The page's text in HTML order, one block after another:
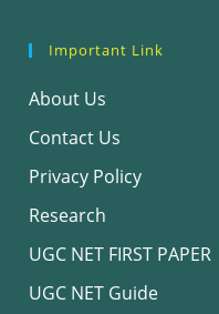
Important Link
About Us
Contact Us
Privacy Policy
Research
UGC NET FIRST PAPER
UGC NET Guide